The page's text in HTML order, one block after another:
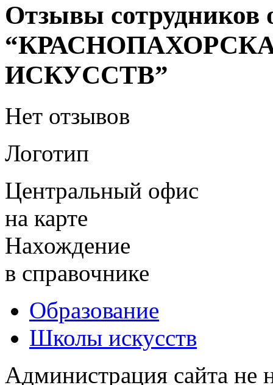
Отзывы сотрудников
ИСКУССТВ”
Нет отзывов
Логотип
Центральный офис
на карте
Нахождение
в справочнике
Образование
Школы искусств
Администрация сайта не